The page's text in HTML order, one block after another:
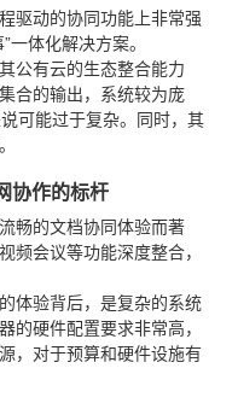
驱动的协同功能上非常强
体化解决方案。
公有云的生态整合能力
合的输出，系统较为庞
可能过于复杂。同时，其
协作的标杆
畅的文档协同体验而著
频会议等功能深度整合，
体验背后，是复杂的系统
的硬件配置要求非常高，
，对于预算和硬件设施有